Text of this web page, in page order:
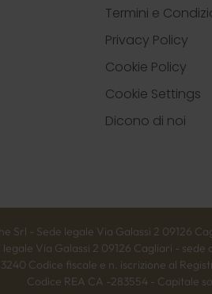
Termini e
Privacy Policy
Cookie Policy
Cookie Settings
Dicono di noi
Srl - Sede legale Via Galassi 2 09126
Via Galassi 2 09126 Cagliari -
Codice fiscale e n. iscrizione al
Codice REA CA -283554 - Capitale